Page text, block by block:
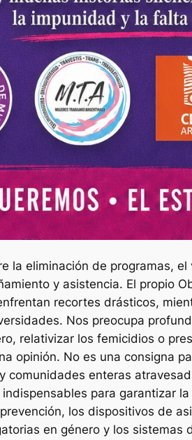
la eliminación de programas,
y asistencia. El propio
recortes drásticos,
Nos preocupa
relativizar los femicidios o
opinión. No es una consigna
comunidades enteras
para garantizar
los dispositivos de
en género y los